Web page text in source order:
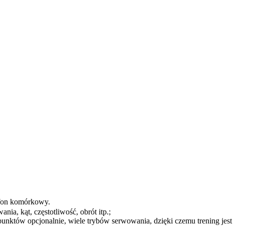
komórkowy.
kąt, częstotliwość, obrót itp.;
opcjonalnie, wiele trybów serwowania, dzięki czemu trening jest